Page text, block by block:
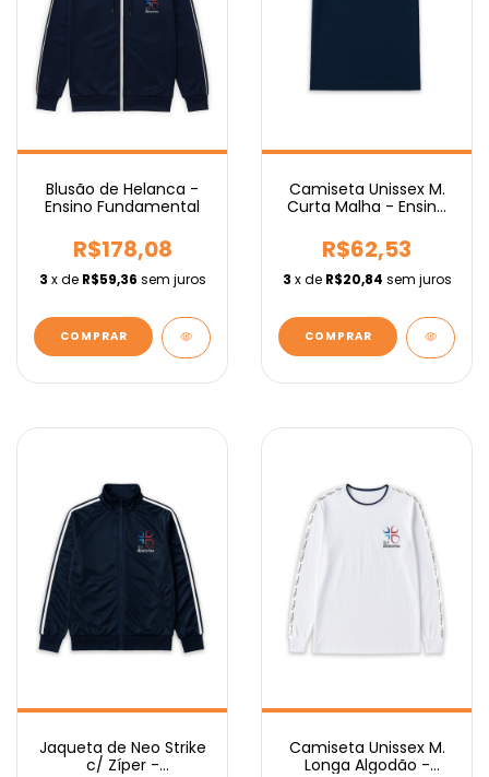
Blusão de Helanca -
Ensino Fundamental
R$178,08
3 x de R$59,36 sem juros
COMPRAR
Camiseta Unissex M.
Curta Malha - Ensino
R$62,53
3 x de R$20,84 sem juros
COMPRAR
Jaqueta de Neo Strike
c/ Zíper -
Camiseta Unissex M.
Longa Algodão -